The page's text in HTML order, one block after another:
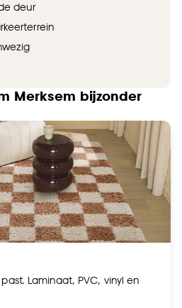
deur
Merksem bijzonder
Laminaat, PVC, vinyl en